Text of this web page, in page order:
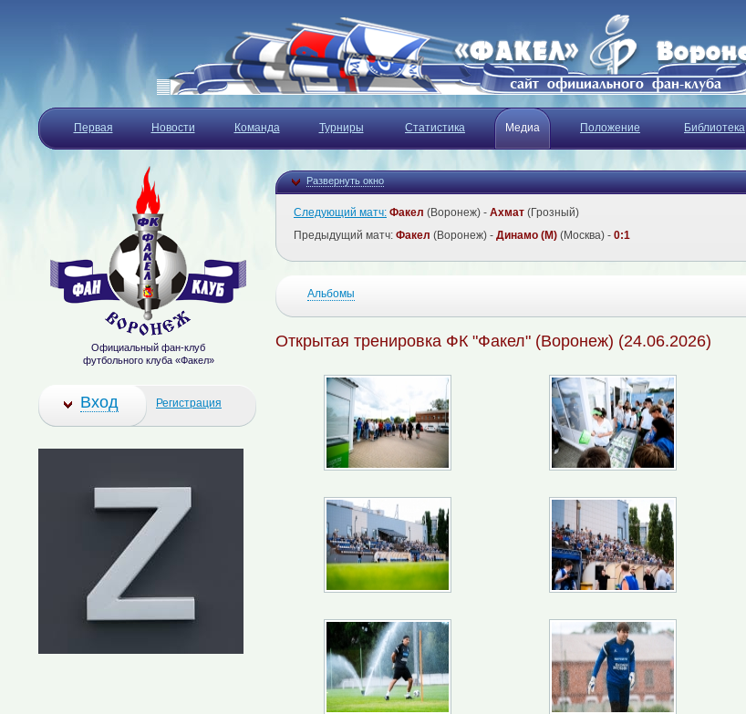
Первая Новости Команда Турниры Статистика Медиа Положение Библиотека
Развернуть окно
Следующий матч: Факел (Воронеж) - Ахмат (Грозный)
Предыдущий матч: Факел (Воронеж) - Динамо (М) (Москва) - 0:1
Альбомы
Открытая тренировка ФК "Факел" (Воронеж) (24.06.2026)
Официальный фан-клуб
футбольного клуба «Факел»
Вход Регистрация